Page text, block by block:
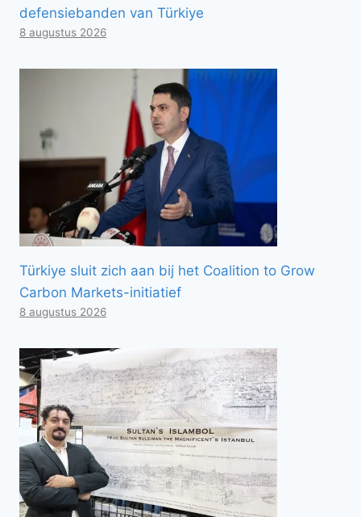
defensiebanden van Türkiye
8 augustus 2026
Türkiye sluit zich aan bij het Coalition to Grow
Carbon Markets-initiatief
8 augustus 2026